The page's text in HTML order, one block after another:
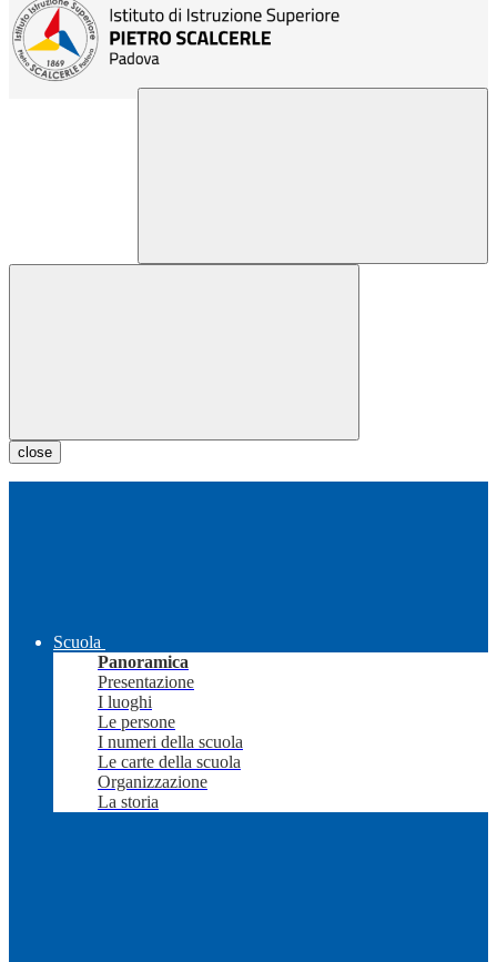
close
Scuola
Panoramica
Presentazione
I luoghi
Le persone
I numeri della scuola
Le carte della scuola
Organizzazione
La storia